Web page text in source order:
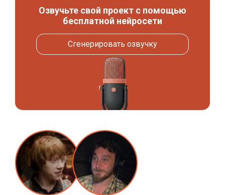
Озвучьте свой проект с помощью
бесплатной нейросети
Сгенерировать озвучку